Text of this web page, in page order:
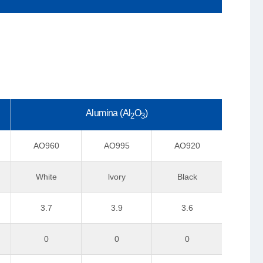
Alumina (Al2O3)
AO960 AO995 AO920
White lvory Black
3.7 3.9 3.6
0 0 0